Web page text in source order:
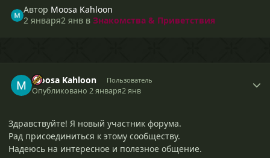
Автор Moosa Kahloon
2 января2 янв вЗнакомства & Приветствия
Moosa Kahloon Пользователь
Опубликовано2 января2 янв
Здравствуйте! Я новый участник форума.
Рад присоединиться к этому сообществу.
Надеюсь на интересное и полезное общение.